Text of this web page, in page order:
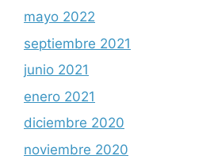
mayo 2022
septiembre 2021
junio 2021
enero 2021
diciembre 2020
noviembre 2020